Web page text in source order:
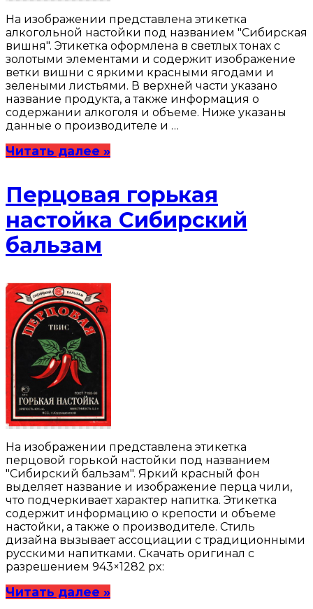
На изображении представлена этикетка
алкогольной настойки под названием "Сибирская
вишня". Этикетка оформлена в светлых тонах с
золотыми элементами и содержит изображение
ветки вишни с яркими красными ягодами и
зелеными листьями. В верхней части указано
название продукта, а также информация о
содержании алкоголя и объеме. Ниже указаны
данные о производителе и …
Читать далее »
Перцовая горькая
настойка Сибирский
бальзам
На изображении представлена этикетка
перцовой горькой настойки под названием
"Сибирский бальзам". Яркий красный фон
выделяет название и изображение перца чили,
что подчеркивает характер напитка. Этикетка
содержит информацию о крепости и объеме
настойки, а также о производителе. Стиль
дизайна вызывает ассоциации с традиционными
русскими напитками. Скачать оригинал с
разрешением 943×1282 px:
Читать далее »